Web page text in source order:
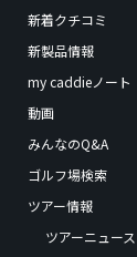
新着クチコミ
新製品情報
my caddieノート
動画
みんなのQ&A
ゴルフ場検索
ツアー情報
ツアーニュース